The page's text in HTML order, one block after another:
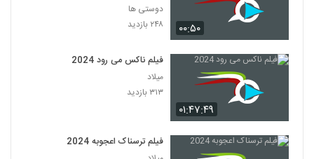
۰۰:۵۰
دوستی ها
۲۴۸ بازدید
۰۱:۴۷:۴۹
فیلم ناکس می رود 2024
میلاد
۳۱۳ بازدید
فیلم ترسناک اعجوبه 2024